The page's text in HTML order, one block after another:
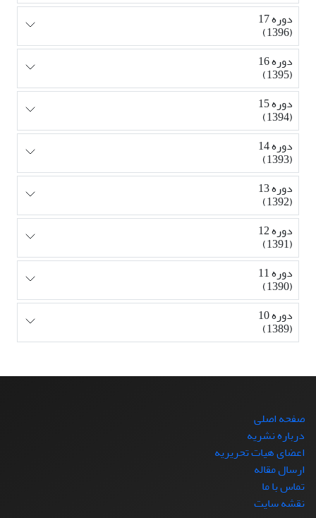
دوره 17
(1396)
دوره 16
(1395)
دوره 15
(1394)
دوره 14
(1393)
دوره 13
(1392)
دوره 12
(1391)
دوره 11
(1390)
دوره 10
(1389)
صفحه اصلی
درباره نشریه
اعضای هیات تحریریه
ارسال مقاله
تماس با ما
نقشه سایت